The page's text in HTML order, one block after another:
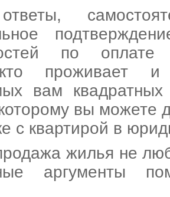
по оплате
проживает и
вам
вы можете
с квартирой в
жилья не
аргументы